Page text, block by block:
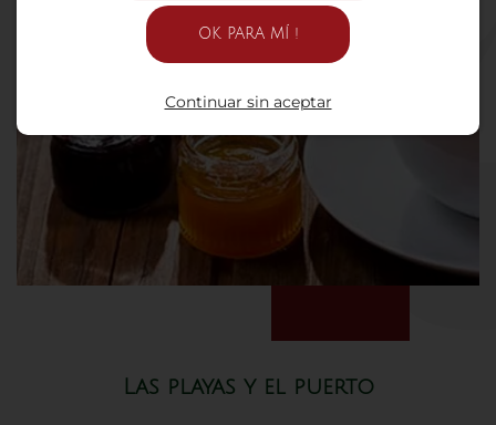
Las playas y el puerto
OK PARA MÍ !
Continuar sin aceptar